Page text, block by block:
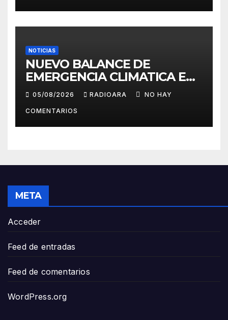
NOTICIAS
NUEVO BALANCE DE
EMERGENCIA CLIMATICA EN
CHILE – Agencia ORBE para
radio-tv ARAUCANIA,
L.ANGELES
05/08/2026 RADIOARA NO HAY
COMENTARIOS
META
Acceder
Feed de entradas
Feed de comentarios
WordPress.org